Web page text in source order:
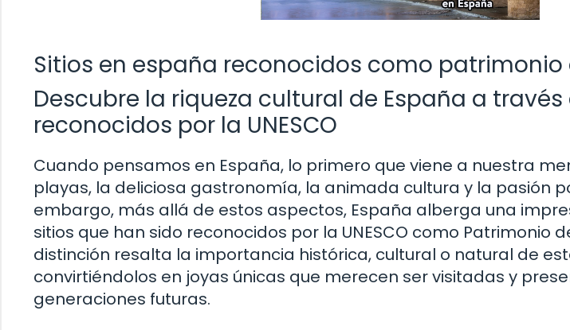
Sitios en españa reconocidos como
Descubre la riqueza cultural de España a
reconocidos por la UNESCO
Cuando pensamos en España, lo primero que viene a nuestra
playas, la deliciosa gastronomía, la animada cultura y la pasión
embargo, más allá de estos aspectos, España alberga una
sitios que han sido reconocidos por la UNESCO como Patrimonio
distinción resalta la importancia histórica, cultural o natural de
convirtiéndolos en joyas únicas que merecen ser visitadas y
generaciones futuras.